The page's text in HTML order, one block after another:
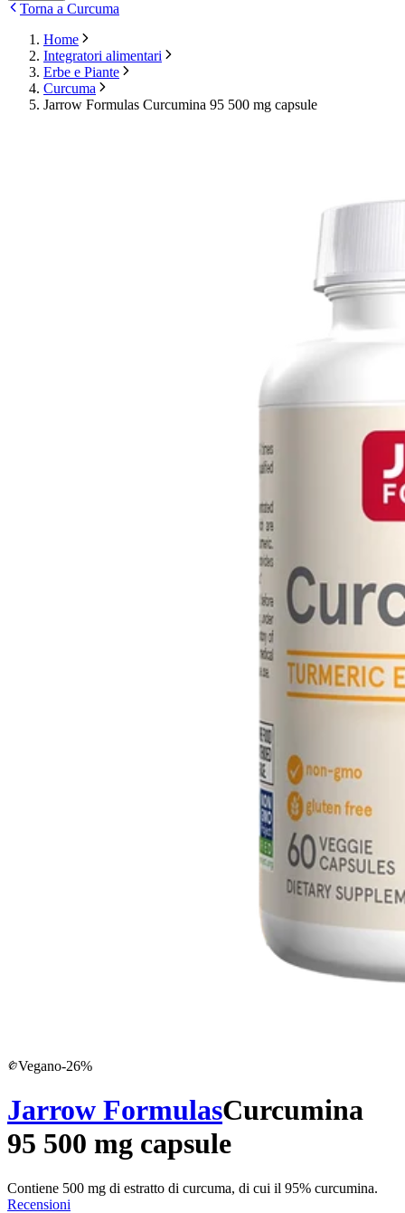
Torna a Curcuma
Home
Integratori alimentari
Erbe e Piante
Curcuma
Jarrow Formulas Curcumina 95 500 mg capsule
Vegano-26%
Jarrow FormulasCurcumina
95 500 mg capsule
Contiene 500 mg di estratto di curcuma, di cui il 95% curcumina.
Recensioni